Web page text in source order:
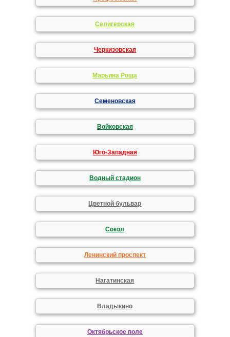
Селигерская
Черкизовская
Марьина Роща
Семеновская
Войковская
Юго-Западная
Водный стадион
Цветной бульвар
Сокол
Ленинский проспект
Нагатинская
Владыкино
Октябрьское поле